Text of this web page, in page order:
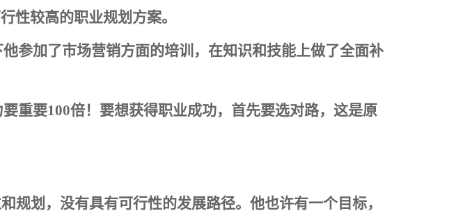
性较高的职业规划方案。
参加了市场营销方面的培训，在知识和技能上做了全面补
重要100倍！要想获得职业成功，首先要选对路，这是原
规划，没有具有可行性的发展路径。他也许有一个目标，